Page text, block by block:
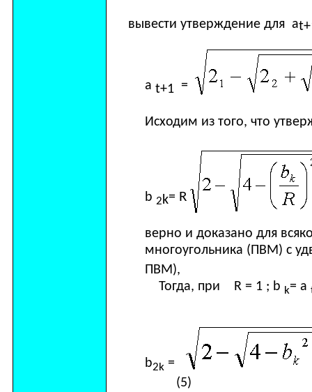
вывести утверждение для аt
аt+1 =
Исходим из того, что
b 2k= R
верно и доказано для
многоугольника (ПВМ) с
ПВМ),
Тогда, при R = 1 ; b k= a
b2k =
(5)